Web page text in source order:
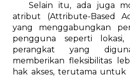
Selain itu, ada juga
atribut (Attribute-Based
yang menggabungkan
pengguna seperti
perangkat yang
memberikan fleksibilitas
hak akses, terutama untuk